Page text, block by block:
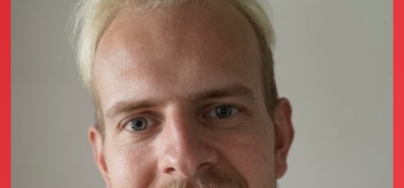
Le testimonianze Club di Più
La fondatrice Valeria Pilla
Annunci Donne
Agenzia matrimoniale Club di Più
Love Notebook